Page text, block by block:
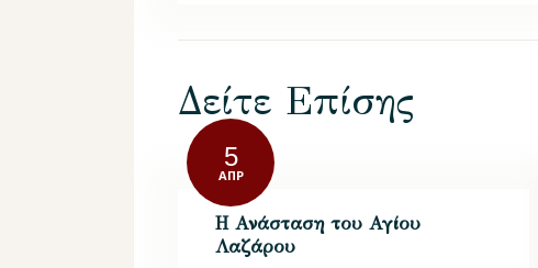
Δείτε Επίσης
5
ΑΠΡ
Η Ανάσταση του Αγίου
Λαζάρου